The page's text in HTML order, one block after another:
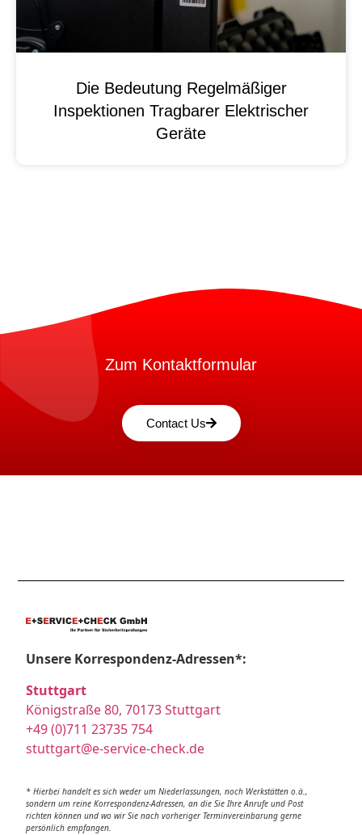
Die Bedeutung Regelmäßiger
Inspektionen Tragbarer Elektrischer
Geräte
Zum Kontaktformular
Contact Us
Unsere Korrespondenz-Adressen*:
Stuttgart
Königstraße 80, 70173 Stuttgart
+49 (0)711 23735 754
stuttgart@e-service-check.de
* Hierbei handelt es sich weder um Niederlassungen, noch Werkstätten o.ä.,
sondern um reine Korrespondenz-Adressen, an die Sie Ihre Anrufe und Post
richten können und wo wir Sie nach vorheriger Terminvereinbarung gerne
persönlich empfangen.